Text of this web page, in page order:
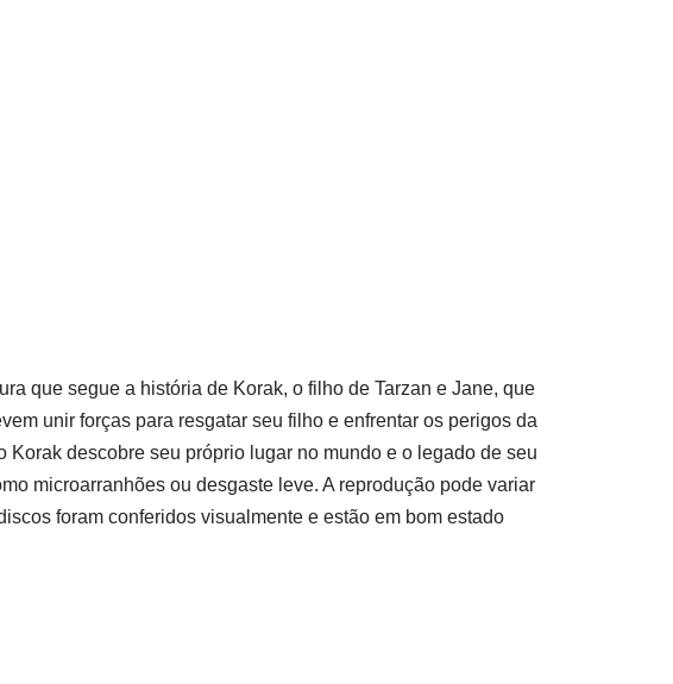
que segue a história de Korak, o filho de Tarzan e Jane, que
unir forças para resgatar seu filho e enfrentar os perigos da
descobre seu próprio lugar no mundo e o legado de seu
microarranhões ou desgaste leve. A reprodução pode variar
foram conferidos visualmente e estão em bom estado